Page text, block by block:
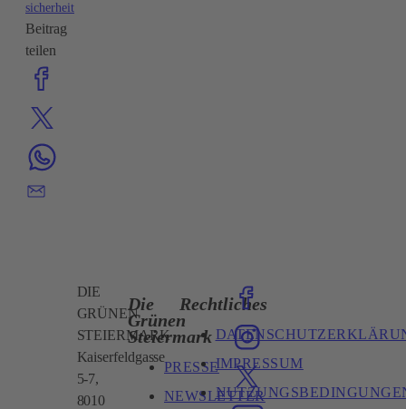
sicherheit
Beitrag
teilen
DIE
GRÜNEN
STEIERMARK
Kaiserfeldgasse
5-7,
8010
Die
Grünen
Steiermark
PRESSE
NEWSLETTER
Rechtliches
IMPRESSUM